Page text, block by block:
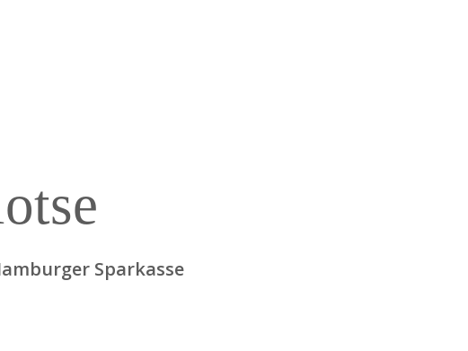
Sparkasse